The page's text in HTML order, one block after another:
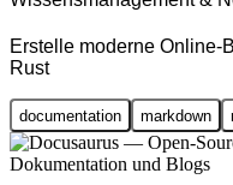
Erstelle moderne Online-
Rust
documentation markdown